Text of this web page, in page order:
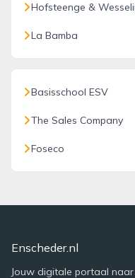
Hofsteenge &
La Bamba
Basisschool ESV
The Sales Company
Foseco
Enscheder.nl
Jouw digitale portaal